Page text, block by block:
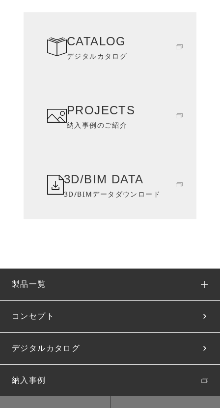
CATALOG
デジタルカタログ
PROJECTS
納入事例のご紹介
3D/BIM DATA
3D/BIMデータダウンロード
製品一覧
コンセプト
デジタルカタログ
納入事例